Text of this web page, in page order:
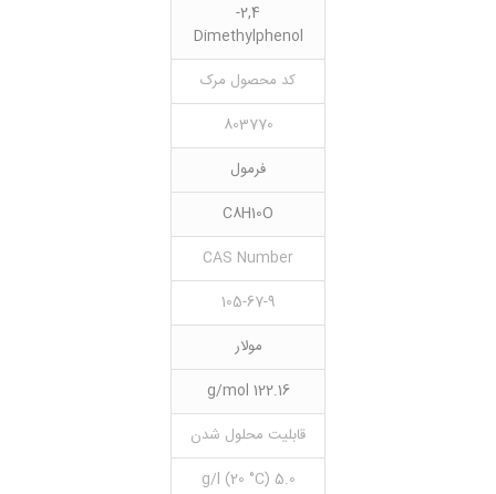
2,4-
Dimethylphenol
کد محصول مرک
803770
فرمول
C8H10O
CAS Number
105-67-9
مولار
122.16 g/mol
قابلیت محلول شدن
5.0 g/l (20 °C)